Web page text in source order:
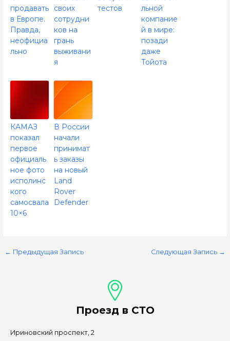
продавать
в Европе.
Правда,
неофициа
льно
своих
сотрудни
ков на
грань
выживани
я
тестов
льной
компание
й в мире:
позади
даже
Тойота
КАМАЗ
показал
первое
официаль
ное фото
исполинс
кого
самосвала
10×6
В России
начали
принимат
ь заказы
на новый
Land
Rover
Defender
← Предыдущая Запись Следующая Запись →
Проезд в СТО
Ириновский проспект, 2